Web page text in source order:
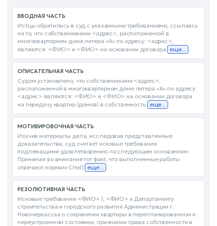
ВВОДНАЯ ЧАСТЬ
Истцы обратились в суд с указанными требованиями, ссылаясь
на то, что собственниками <адрес>, расположенной в
многоквартирном доме литера «А» по адресу: <адрес>,
являются: <ФИО> и <ФИО> на основании договора еще...
ОПИСАТЕЛЬНАЯ ЧАСТЬ
Судом установлено, что собственниками <адрес>,
расположенной в многоквартирном доме литера «А» по адресу:
<адрес> являются: <ФИО> и <ФИО> на основании договора
на передачу квартир (домов) в собственность еще...
МОТИВИРОВОЧНАЯ ЧАСТЬ
Изучив материалы дела, исследовав представленные
доказательства, суд считает исковые требования
подлежащими удовлетворению по следующим основаниям.
Принимая во внимание тот факт, что выполненные работы
отвечают нормам СНиП еще...
РЕЗОЛЮТИВНАЯ ЧАСТЬ
Исковые требования <ФИО> ), <ФИО> к Департаменту
строительства и городского развития Администрации г.
Новочеркасска о сохранении квартиры в перепланированном и
переустроенном состоянии, признании права собственности в